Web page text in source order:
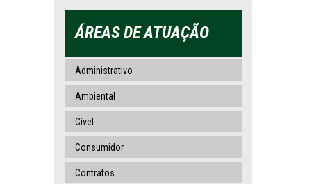
ÁREAS DE ATUAÇÃO
Administrativo
Ambiental
Cível
Consumidor
Contratos